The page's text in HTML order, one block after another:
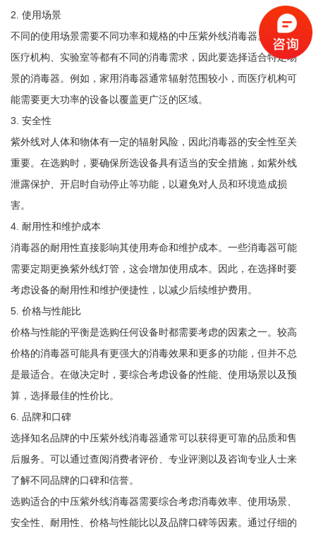
2. 使用场景
不同的使用场景需要不同功率和规格的中压紫外线消毒器。家庭、
医疗机构、实验室等都有不同的消毒需求，因此要选择适合特定场
景的消毒器。例如，家用消毒器通常辐射范围较小，而医疗机构可
能需要更大功率的设备以覆盖更广泛的区域。
3. 安全性
紫外线对人体和物体有一定的辐射风险，因此消毒器的安全性至关
重要。在选购时，要确保所选设备具有适当的安全措施，如紫外线
泄露保护、开启时自动停止等功能，以避免对人员和环境造成损
害。
4. 耐用性和维护成本
消毒器的耐用性直接影响其使用寿命和维护成本。一些消毒器可能
需要定期更换紫外线灯管，这会增加使用成本。因此，在选择时要
考虑设备的耐用性和维护便捷性，以减少后续维护费用。
5. 价格与性能比
价格与性能的平衡是选购任何设备时都需要考虑的因素之一。较高
价格的消毒器可能具有更强大的消毒效果和更多的功能，但并不总
是最适合。在做决定时，要综合考虑设备的性能、使用场景以及预
算，选择最佳的性价比。
6. 品牌和口碑
选择知名品牌的中压紫外线消毒器通常可以获得更可靠的品质和售
后服务。可以通过查阅消费者评价、专业评测以及咨询专业人士来
了解不同品牌的口碑和信誉。
选购适合的中压紫外线消毒器需要综合考虑消毒效率、使用场景、
安全性、耐用性、价格与性能比以及品牌口碑等因素。通过仔细的